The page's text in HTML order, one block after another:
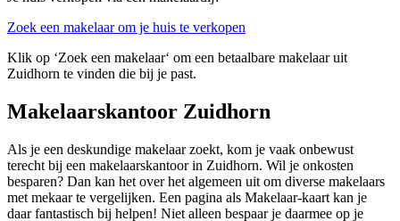
Zoek een makelaar om je huis te verkopen
Klik op ‘Zoek een makelaar‘ om een betaalbare makelaar uit
Zuidhorn te vinden die bij je past.
Makelaarskantoor Zuidhorn
Als je een deskundige makelaar zoekt, kom je vaak onbewust
terecht bij een makelaarskantoor in Zuidhorn. Wil je onkosten
besparen? Dan kan het over het algemeen uit om diverse makelaars
met mekaar te vergelijken. Een pagina als Makelaar-kaart kan je
daar fantastisch bij helpen! Niet alleen bespaar je daarmee op je